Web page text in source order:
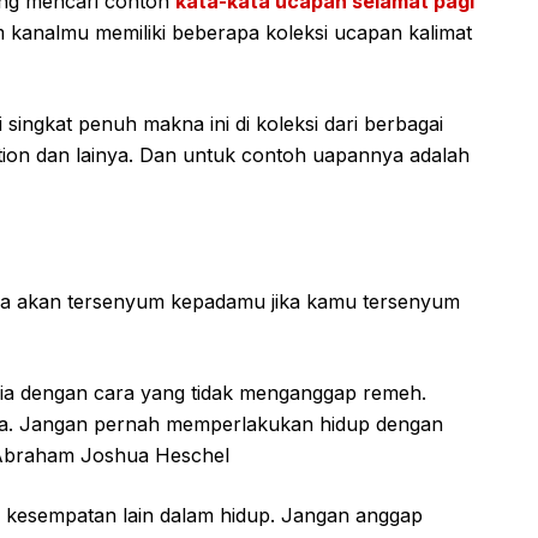
memiliki beberapa koleksi ucapan kalimat
penuh makna ini di koleksi dari berbagai
dan lainya. Dan untuk contoh uapannya adalah
akan tersenyum kepadamu jika kamu tersenyum
dengan cara yang tidak menganggap remeh.
Jangan pernah memperlakukan hidup dengan
Joshua Heschel
lain dalam hidup. Jangan anggap